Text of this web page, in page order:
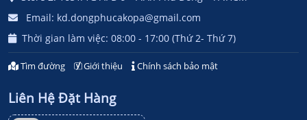
Email: kd.dongphucakopa@gmail.com
Thời gian làm việc: 08:00 - 17:00 (Thứ 2- Thứ 7)
Tìm đường Giới thiệu Chính sách bảo mật
Liên Hệ Đặt Hàng